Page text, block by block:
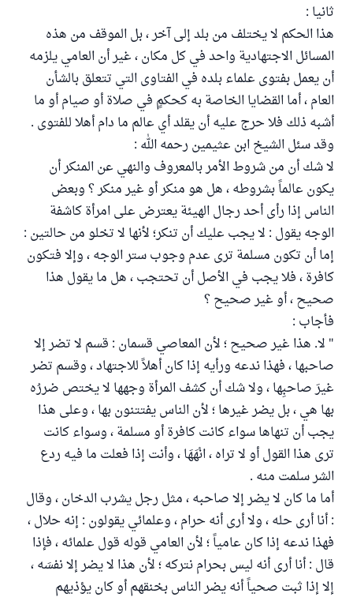
ثانيا :
هذا الحكم لا يختلف من بلد إلى آخر ، بل الموقف من هذه
المسائل الاجتهادية واحد في كل مكان ، غير أن العامي يلزمه
أن يعمل بفتوى علماء بلده في الفتاوى التي تتعلق بالشأن
العام ، أما القضايا الخاصة به كحكمٍ في صلاة أو صيام أو ما
أشبه ذلك فلا حرج عليه أن يقلد أي عالم ما دام أهلا للفتوى .
وقد سئل الشيخ ابن عثيمين رحمه الله :
لا شك أن من شروط الأمر بالمعروف والنهي عن المنكر أن
يكون عالماً بشروطه ، هل هو منكر أو غير منكر ؟ وبعض
الناس إذا رأى أحد رجال الهيئة يعترض على امرأة كاشفة
الوجه يقول : لا يجب عليك أن تنكر؛ لأنها لا تخلو من حالتين :
إما أن تكون مسلمة ترى عدم وجوب ستر الوجه ، وإلا فتكون
كافرة ، فلا يجب في الأصل أن تحتجب ، هل ما يقول هذا
صحيح ، أو غير صحيح ؟
فأجاب :
" لا. هذا غير صحيح ؛ لأن المعاصي قسمان : قسم لا تضر إلا
صاحبها ، فهذا ندعه ورأيه إذا كان أهلاً للاجتهاد ، وقسم تضر
غيرَ صاحبِها ، ولا شك أن كشف المرأة وجهها لا يختص ضررُه
بها هي ، بل يضر غيرها ؛ لأن الناس يفتتنون بها ، وعلى هذا
يجب أن تنهاها سواء كانت كافرة أو مسلمة ، وسواء كانت
ترى هذا القول أو لا تراه ، انْهَهَا ، وأنت إذا فعلت ما فيه ردع
الشر سلمت منه .
أما ما كان لا يضر إلا صاحبه ، مثل رجل يشرب الدخان ، وقال
: أنا أرى حله ، ولا أرى أنه حرام ، وعلمائي يقولون : إنه حلال ،
فهذا ندعه إذا كان عامياً ؛ لأن العامي قوله قول علمائه ، فإذا
قال : أنا أرى أنه ليس بحرام نتركه ؛ لأن هذا لا يضر إلا نفسَه ،
إلا إذا ثبت صحياً أنه يضر الناس بخنقهم أو كان يؤذيهم